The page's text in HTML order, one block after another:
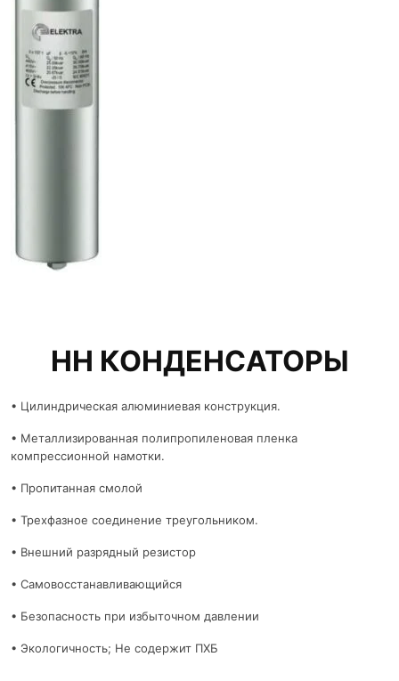
НН КОНДЕНСАТОРЫ
• Цилиндрическая алюминиевая конструкция.
• Металлизированная полипропиленовая пленка
компрессионной намотки.
• Пропитанная смолой
• Трехфазное соединение треугольником.
• Внешний разрядный резистор
• Самовосстанавливающийся
• Безопасность при избыточном давлении
• Экологичность; Не содержит ПХБ